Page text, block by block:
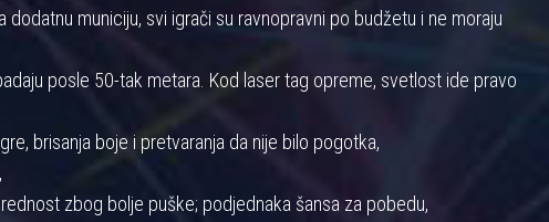
dodatnu municiju, svi igrači su ravnopravni po budžetu i ne moraju
posle 50-tak metara. Kod laser tag opreme, svetlost ide pravo
brisanja boje i pretvaranja da nije bilo pogotka,
zbog bolje puške; podjednaka šansa za pobedu,